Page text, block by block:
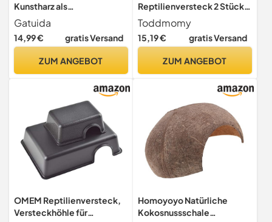
Kunstharz als
Versteckhöhle für Reptilien
Schildkröten Schlangen
Frösche Terrarien und
Reptilienversteck und
Gatuida
14,99 € gratis Versand
ZUM ANGEBOT
Reptilienversteck 2 Stück
Aus Robustem Harz Kleines
Terrarium Deko Versteck
Für Eidechsen Schildkröten
Haustierbedarf
Toddmomy
15,19 € gratis Versand
ZUM ANGEBOT
OMEM Reptilienversteck,
Versteckhöhle für
Homoyoyo Natürliche
Kokosnussschale